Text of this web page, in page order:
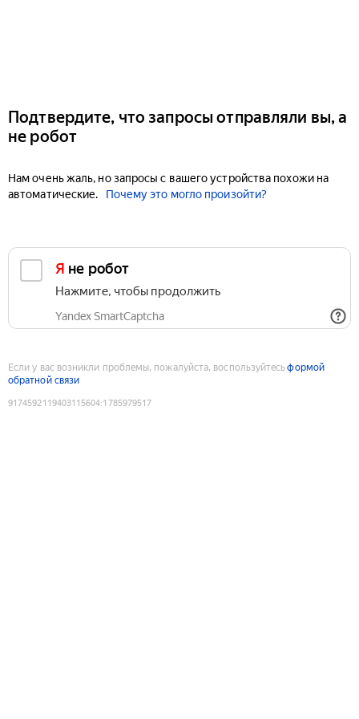
Подтвердите, что запросы отправляли вы, а
не робот
Нам очень жаль, но запросы с вашего устройства похожи на
автоматические.
Почему это могло произойти?
Я не робот
Нажмите, чтобы продолжить
Yandex SmartCaptcha
Если у вас возникли проблемы, пожалуйста, воспользуйтесьформой
обратной связи
9174592119403115604:1785979517